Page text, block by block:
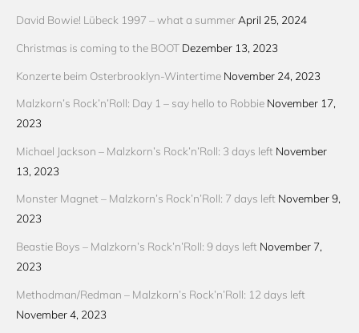
David Bowie! Lübeck 1997 – what a summerApril 25, 2024
Christmas is coming to the BOOT Dezember 13, 2023
Konzerte beim Osterbrooklyn-Wintertime November 24, 2023
Malzkorn’s Rock’n’Roll: Day 1 – say hello to Robbie November 17,
2023
Michael Jackson – Malzkorn’s Rock’n’Roll: 3 days left November
13, 2023
Monster Magnet – Malzkorn’s Rock’n’Roll: 7 days left November 9,
2023
Beastie Boys – Malzkorn’s Rock’n’Roll: 9 days left November 7,
2023
Methodman/Redman – Malzkorn’s Rock’n’Roll: 12 days left
November 4, 2023